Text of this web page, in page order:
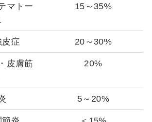
マトー
15～35%
症 20～30%
皮膚筋
20%
5～20%